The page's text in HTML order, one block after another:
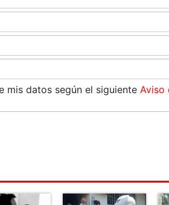
mis datos según el siguiente Aviso